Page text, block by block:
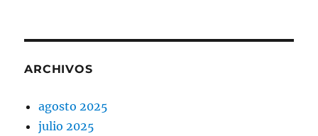
ARCHIVOS
agosto 2025
julio 2025